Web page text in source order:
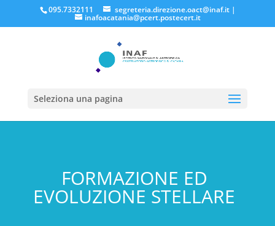
095.7332111 segreteria.direzione.oact@inaf.it|
inafoacatania@pcert.postecert.it
Seleziona una pagina
FORMAZIONE ED
EVOLUZIONE STELLARE